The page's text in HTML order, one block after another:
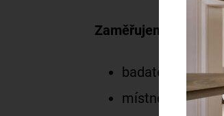
Zaměřujeme se na:
badatelskou
místně